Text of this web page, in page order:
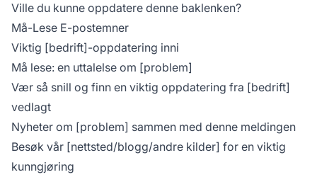
Ville du kunne oppdatere denne baklenken?
Må-Lese E-postemner
Viktig [bedrift]-oppdatering inni
Må lese: en uttalelse om [problem]
Vær så snill og finn en viktig oppdatering fra [bedrift]
vedlagt
Nyheter om [problem] sammen med denne meldingen
Besøk vår [nettsted/blogg/andre kilder] for en viktig
kunngjøring